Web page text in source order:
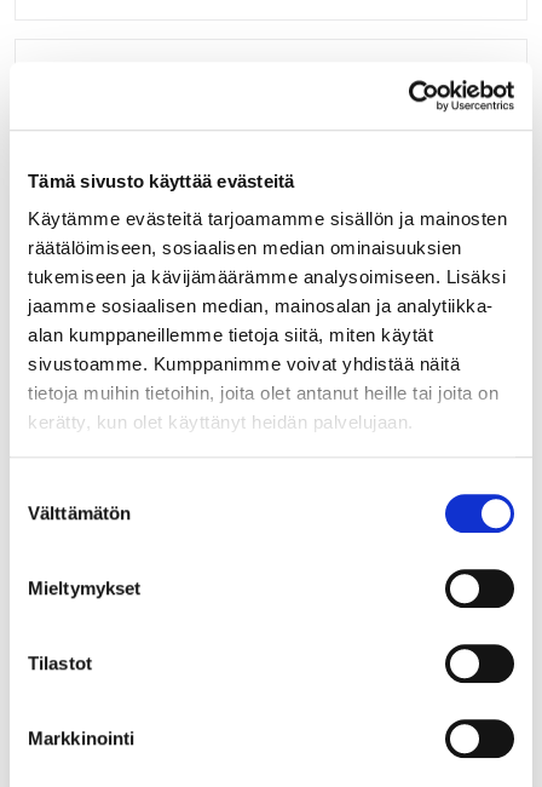
Tämä sivusto käyttää evästeitä
Käytämme evästeitä tarjoamamme sisällön ja mainosten
räätälöimiseen, sosiaalisen median ominaisuuksien
tukemiseen ja kävijämäärämme analysoimiseen. Lisäksi
jaamme sosiaalisen median, mainosalan ja analytiikka-
alan kumppaneillemme tietoja siitä, miten käytät
sivustoamme. Kumppanimme voivat yhdistää näitä
tietoja muihin tietoihin, joita olet antanut heille tai joita on
kerätty, kun olet käyttänyt heidän palvelujaan.
valinta
Välttämätön
Mieltymykset
Tilastot
Markkinointi
Jos teillä ei vielä ole avattuna tunnuksia
verkkokauppaamme, niin olkaa yhteydessä
mail@helatukku.com
Määrä pakkauksessa:
1
Yksikkö:
kpl